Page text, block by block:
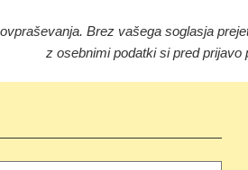
. Brez vašega soglasja
z osebnimi podatki si pred prijavo